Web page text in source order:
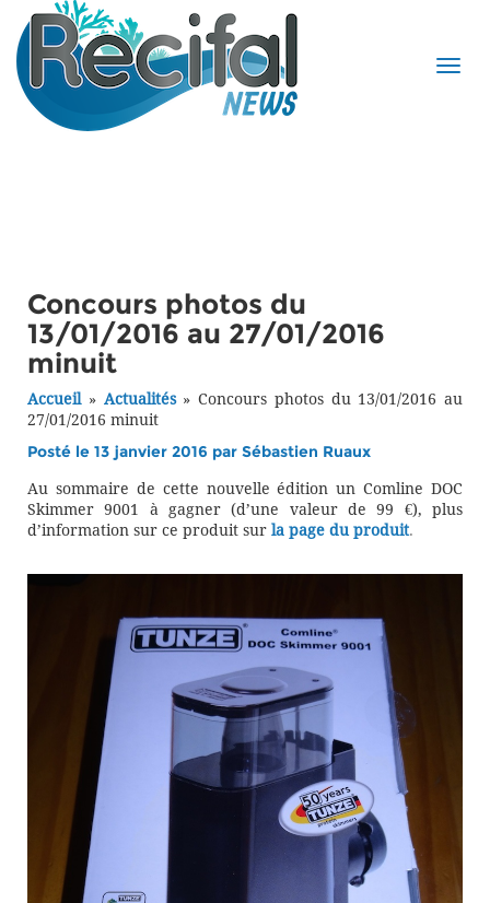
Concours photos du
13/01/2016 au 27/01/2016
minuit
Accueil» Actualités» Concours photos du 13/01/2016 au
27/01/2016 minuit
Posté le 13 janvier 2016 par Sébastien Ruaux
Au sommaire de cette nouvelle édition un Comline DOC
Skimmer 9001 à gagner (d’une valeur de 99 €), plus
d’information sur ce produit sur la page du produit.